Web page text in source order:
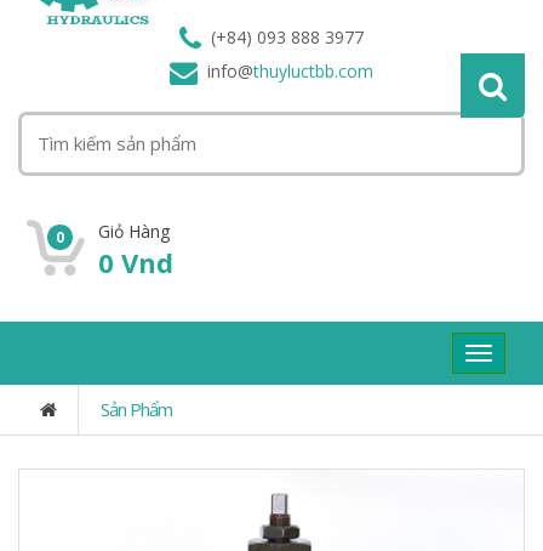
(+84) 093 888 3977
info@thuyluctbb.com
0 Giỏ Hàng
0 Vnd
Toggle
Sản Phẩm